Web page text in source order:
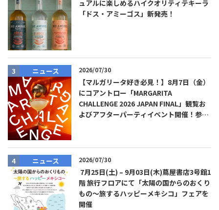
ュアルに楽しめるハイクオリティテキーラ
「ドス・アミーゴス」新発売！
ニュース 2026/07/30
【マルガリータ好き必見！】8月7日（金）
にコアントロー「MARGARITA
CHALLENGE 2026 JAPAN FINAL」観覧お
よびアフターパーティイベント開催！参加
ニュース 2026/07/30
7月25日(土) – 9月03日(木)蔦屋書店3号館1
階 旅行フロアにて「太陽の国からのおくり
もの～旅するハッピーメキシコ」フェアを
開催